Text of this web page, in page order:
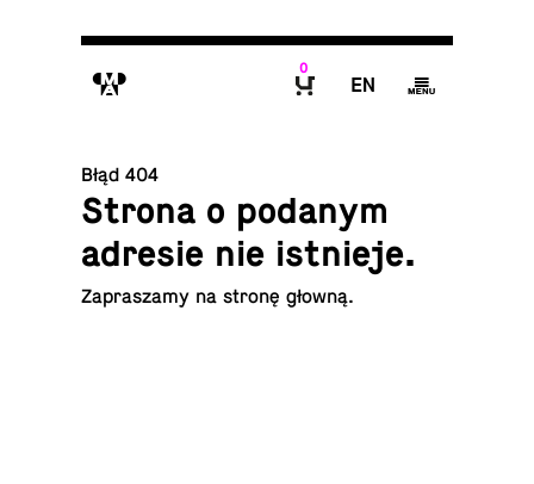
M
0
E g
Błąd 404
Strona o podanym
adresie nie istnieje.
Za­pra­sza­my na stronę głowną.